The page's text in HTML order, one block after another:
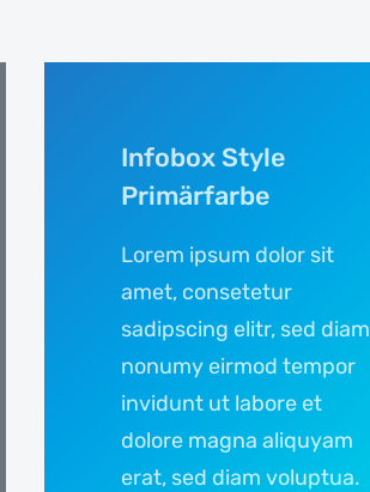
Infobox Style
Primärfarbe
Lorem ipsum dolor sit
amet, consetetur
sadipscing elitr, sed diam
nonumy eirmod tempor
invidunt ut labore et
dolore magna aliquyam
erat, sed diam voluptua.